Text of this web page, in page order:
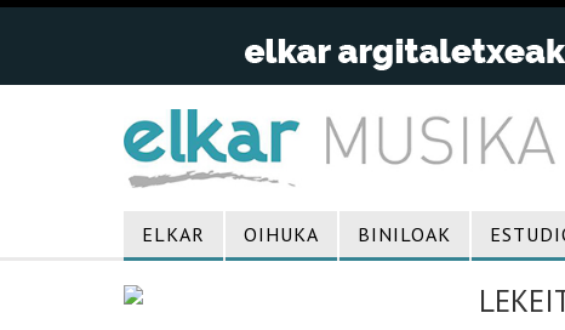
ELKAR OIHUKA BINILOAK